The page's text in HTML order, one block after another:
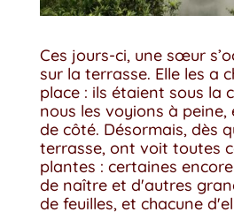
Ces jours-ci, une sœur
sur la terrasse. Elle les a
place : ils étaient sous la
nous les voyions à peine,
de côté. Désormais, dès
terrasse, ont voit toutes
plantes : certaines
de naître et d'autres
de feuilles, et chacune